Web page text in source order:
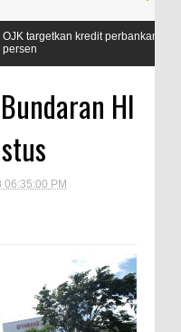
kredit perbankan pada 2024
HI
06:35:00 PM